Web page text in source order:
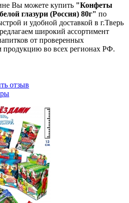
Вы можете купить "Конфеты
глазури (Россия) 80г" по
и удобной доставкой в г.Тверь
широкий ассортимент
от проверенных
продукцию во всех регионах РФ.
отзыв